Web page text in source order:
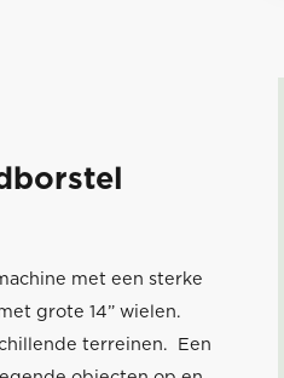
met een sterke
grote 14” wielen.
terreinen. Een